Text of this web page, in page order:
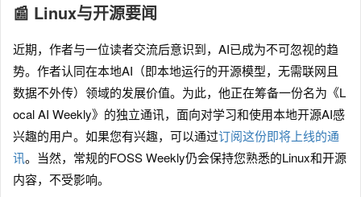
📰 Linux与开源要闻
近期，作者与一位读者交流后意识到，AI已成为不可忽视的趋
势。作者认同在本地AI（即本地运行的开源模型，无需联网且
数据不外传）领域的发展价值。为此，他正在筹备一份名为《L
ocal AI Weekly》的独立通讯，面向对学习和使用本地开源AI感
兴趣的用户。如果您有兴趣，可以通过订阅这份即将上线的通
讯。当然，常规的FOSS Weekly仍会保持您熟悉的Linux和开源
内容，不受影响。